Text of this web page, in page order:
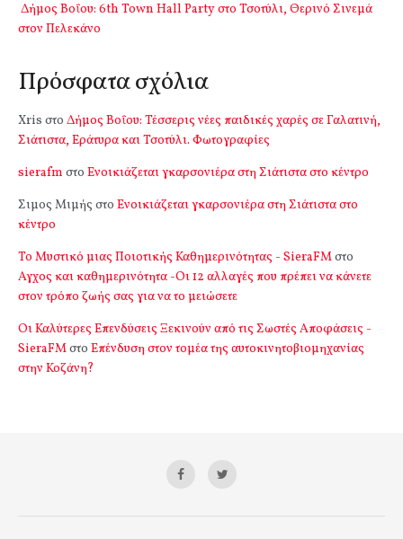
Δήμος Βοΐου: 6th Town Hall Party στο Τσοτύλι, Θερινό Σινεμά
στον Πελεκάνο
Πρόσφατα σχόλια
Xris στο Δήμος Βοΐου: Τέσσερις νέες παιδικές χαρές σε Γαλατινή,
Σιάτιστα, Εράτυρα και Τσοτύλι. Φωτογραφίες
sierafm στο Ενοικιάζεται γκαρσονιέρα στη Σιάτιστα στο κέντρο
Σιμος Μιμής στο Ενοικιάζεται γκαρσονιέρα στη Σιάτιστα στο
κέντρο
Το Μυστικό μιας Ποιοτικής Καθημερινότητας - SieraFMστο
Αγχος και καθημερινότητα -Οι 12 αλλαγές που πρέπει να κάνετε
στον τρόπο ζωής σας για να το μειώσετε
Οι Καλύτερες Επενδύσεις Ξεκινούν από τις Σωστές Αποφάσεις -
SieraFMστο Επένδυση στον τομέα της αυτοκινητοβιομηχανίας
στην Κοζάνη?